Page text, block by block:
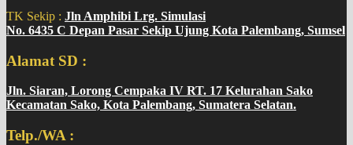
TK Sekip : Jln Amphibi Lrg. Simulasi
No. 6435 C Depan Pasar Sekip Ujung Kota Palembang, Sumsel
Alamat SD :
Jln. Siaran, Lorong Cempaka IV RT. 17 Kelurahan Sako
Kecamatan Sako, Kota Palembang, Sumatera Selatan.
Telp./WA :